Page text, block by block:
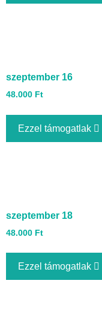
szeptember 16
48.000 Ft
Ezzel támogatlak
szeptember 18
48.000 Ft
Ezzel támogatlak